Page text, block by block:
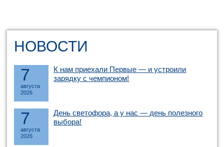
НОВОСТИ
7
августа
2026
К нам приехали Первые — и устроили
зарядку с чемпионом!
7
августа
2026
День светофора, а у нас — день полезного
выбора!